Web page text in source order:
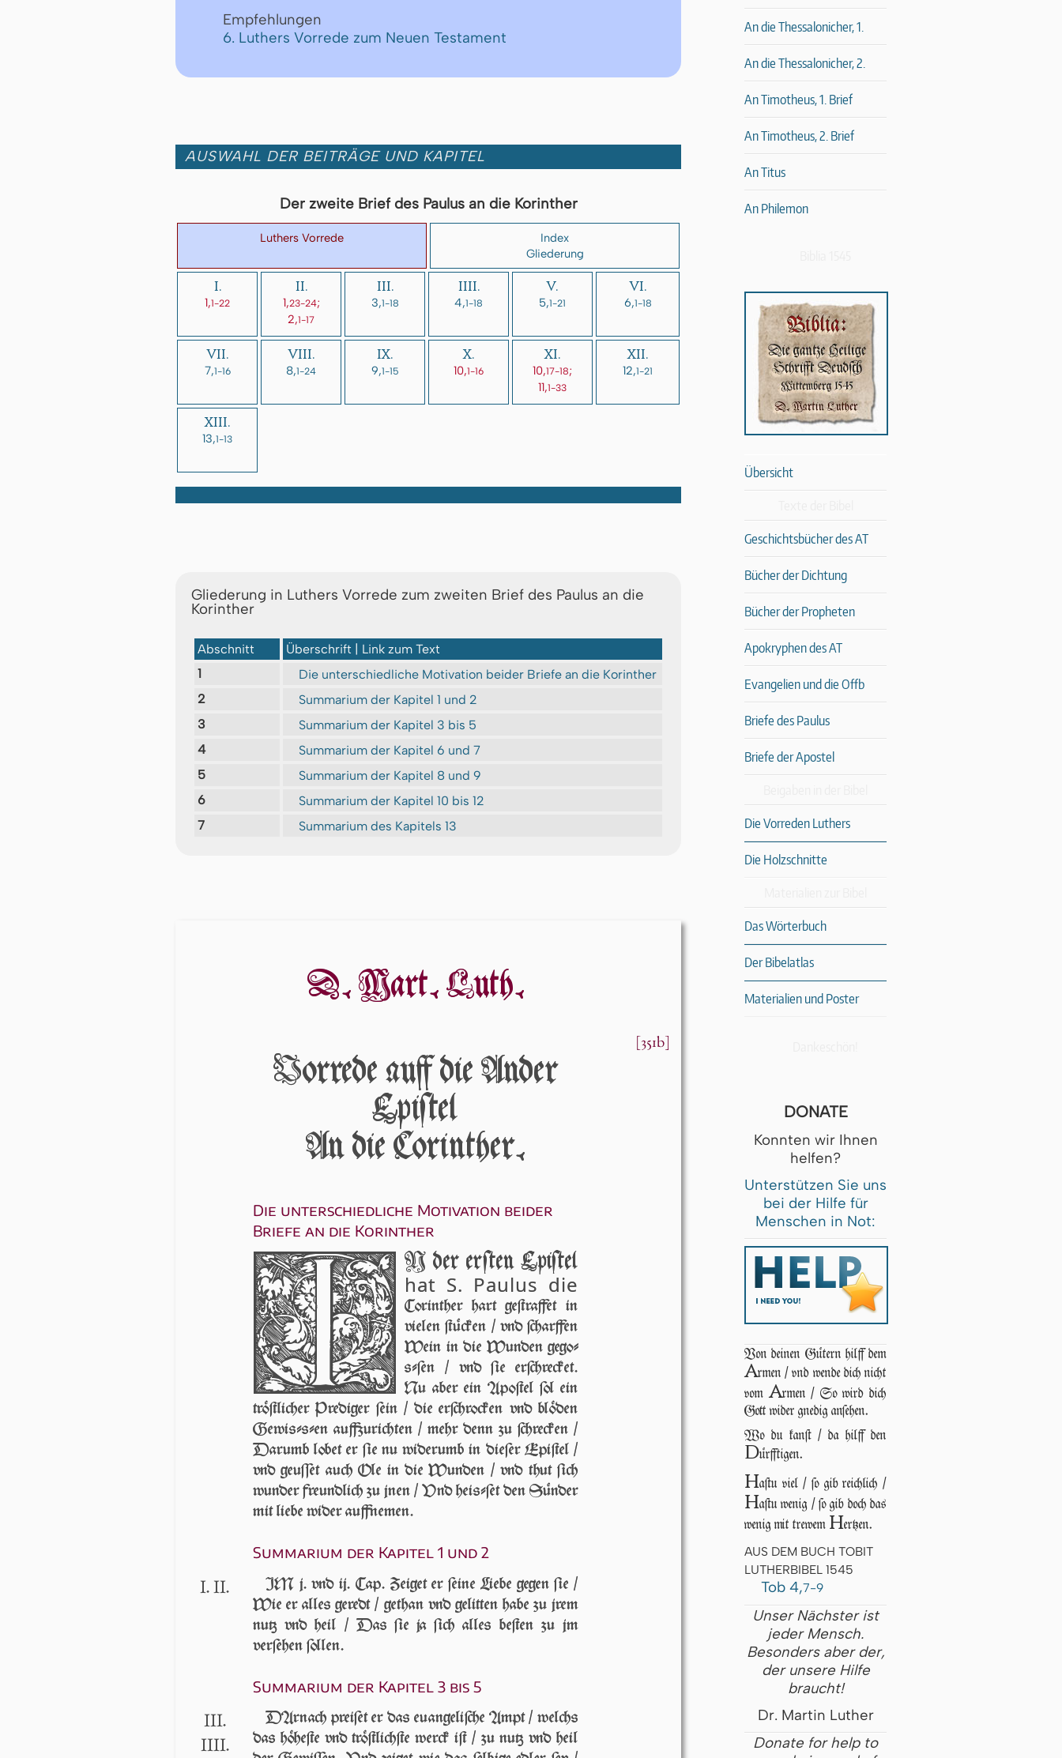
Empfehlungen
6. Luthers Vorrede zum Neuen Testament
AUSWAHL DER BEITRÄGE UND KAPITEL
Der zweite Brief des Paulus an die Korinther
Luthers Vorrede
Index
Gliederung
I.
1,1-22
II.
1,23-24;
2,1-17
III.
3,1-18
IIII.
4,1-18
V.
5,1-21
VI.
6,1-18
VII.
7,1-16
VIII.
8,1-24
IX.
9,1-15
X.
10,1-16
XI.
10,17-18;
11,1-33
XII.
12,1-21
XIII.
13,1-13
Gliederung in Luthers Vorrede zum zweiten Brief des Paulus an die
Korinther
Abschnitt
Überschrift | Link zum Text
1
Die unterschiedliche Motivation beider Briefe an die Korinther
2
Summarium der Kapitel 1 und 2
3
Summarium der Kapitel 3 bis 5
4
Summarium der Kapitel 6 und 7
5
Summarium der Kapitel 8 und 9
6
Summarium der Kapitel 10 bis 12
7
Summarium des Kapitels 13
D. Mart. Luth.
[351b]
Vorrede áuff die Ander
Epiſtel
An die Corinther.
Die unterschiedliche Motivation beider
Briefe an die Korinther
IN der er­ſten Epiſtel
hat S. Paulus die
Co­rin­ther hart ge­ſtraf­fet in
vie­len ſtü­cken / vnd ſchar­f­fen
Wein in die Wun­den ge­go­
ſ­ſen / vnd ſie er­ſchre­cket.
Nu aber ein Apo­ſtel ſol ein
trö­ſtli­cher Pre­di­ger ſein / die er­ſchro­cken vnd blö­den
Ge­wiſ­ſ­en auff­zu­rich­ten / mehr denn zu ſchrecken /
Da­r­umb lobet er ſie nu wi­der­umb in die­ſer Epiſtel /
vnd geuſſet auch Ole in die Wunden / vnd thut ſich
wunder freundlich zu jnen / Vnd heiſ­ſet den Sünder
mit lie­be wi­der auffnemen.
Summarium der Kapitel 1 und 2
I. II.
IM j. vnd ij. Cap. Zeiget er ſei­ne Liebe gegen ſie /
Wie er alles ge­redt / ge­than vnd gelitten habe zu jrem
nutz vnd heil / Das ſie ja ſich alles beſten zu jm
verſehen ſollen.
Summarium der Kapitel 3 bis 5
III.
IIII.
DArnach preiſet er das euangeliſche Ampt / welchs
das höheſte vnd tröſtlichſte werck iſt / zu nutz vnd heil
An die Thessalonicher, 1.
An die Thessalonicher, 2.
An Timotheus, 1. Brief
An Timotheus, 2. Brief
An Titus
An Philemon
Übersicht
Geschichtsbücher des AT
Bücher der Dichtung
Bücher der Propheten
Apokryphen des AT
Evangelien und die Offb
Briefe des Paulus
Briefe der Apostel
Die Vorreden Luthers
Die Holzschnitte
Das Wörterbuch
Der Bibelatlas
Materialien und Poster
DONATE
Konnten wir Ihnen
helfen?
Unterstützen Sie uns
bei der Hilfe für
Menschen in Not:
Von deinen Gütern hilff dem
Armen / vnd wende dich nicht
vomArmen / So wird dich
Gott wider gnedig anſehen.
Wo du kanſt / da hilff den
Dürfftigen.
Haſtu viel / ſo gib reichlich /
Haſtu wenig / ſo gib doch das
wenig mit trewem Hertzen.
AUS DEM BUCH TOBIT
LUTHERBIBEL 1545
Tob 4,7-9
Unser Nächster ist
jeder Mensch.
Besonders aber der,
der unsere Hilfe
braucht!
Dr. Martin Luther
Donate for help to